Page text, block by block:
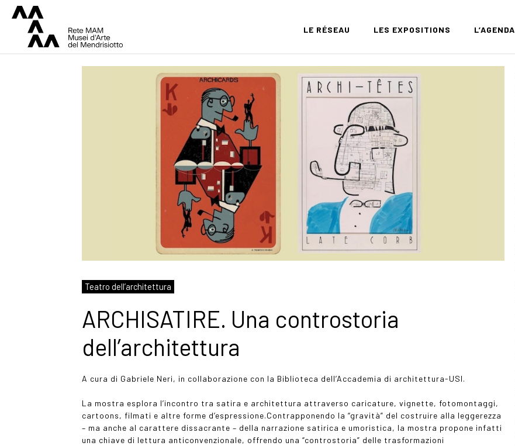
LE RÉSEAU LES EXPOSITIONS L’AGENDA
Teatro dell’architettura
ARCHISATIRE. Una controstoria
dell’architettura
A cura di Gabriele Neri, in collaborazione con la Biblioteca dell’Accademia di architettura-USI.
La mostra esplora l’incontro tra satira e architettura attraverso caricature, vignette, fotomontaggi,
cartoons, filmati e altre forme d’espressione.Contrapponendo la “gravità” del costruire alla leggerezza
– ma anche al carattere dissacrante – della narrazione satirica e umoristica, la mostra propone infatti
una chiave di lettura anticonvenzionale, offrendo una “controstoria” delle trasformazioni